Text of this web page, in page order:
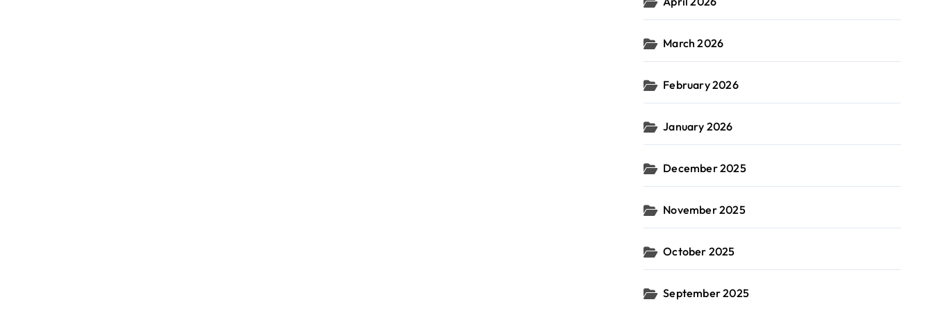
March 2026
February 2026
January 2026
December 2025
November 2025
October 2025
September 2025